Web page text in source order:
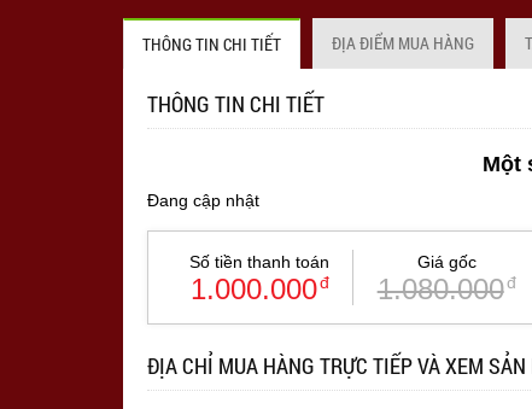
THÔNG TIN CHI TIẾT ĐỊA ĐIỂM MUA HÀNG
THÔNG TIN CHI TIẾT
Một
Đang cập nhật
Số tiền thanh toán
1.000.000đ
Giá gốc
1.080.000đ
ĐỊA CHỈ MUA HÀNG TRỰC TIẾP VÀ XEM